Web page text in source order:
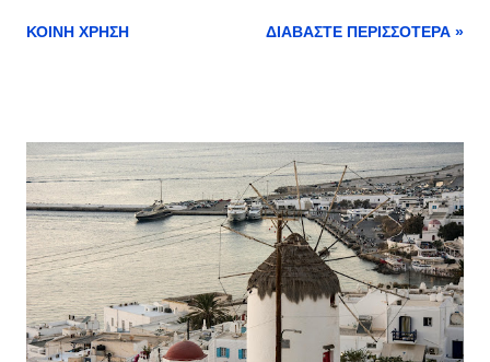
Ποιες Ακτές Έχασαν τη "Γαλάζια Σημαία"; Οι ακτές που
σημαίας σηματοδοτεί ότι οι παραλίες αυτές δεν πληρούν πλέον
τα αυστηρά κριτήρια που απαιτούνται. Γιατί Αφαιρέθηκε η
"Γαλάζια Σημαία"; Οι κύριοι λόγοι για την αφαίρεση της
"Γαλάζιας Σημαίας" περιλαμβάνουν: Μόλυνση των Νερών : Η
ποιότητα των νερών μπορεί να έχει επιδεινωθεί λόγω
αυξημένης ρύπανσης από απορρίμματα και λύματα. Ανεπαρκής
Υποδομή : Η έλλειψη κατάλληλων εγκαταστάσεων, όπως
ΚΟΙΝΉ ΧΡΉΣΗ ΔΙΑΒΆΣΤΕ ΠΕΡΙΣΣΌΤΕΡΑ »